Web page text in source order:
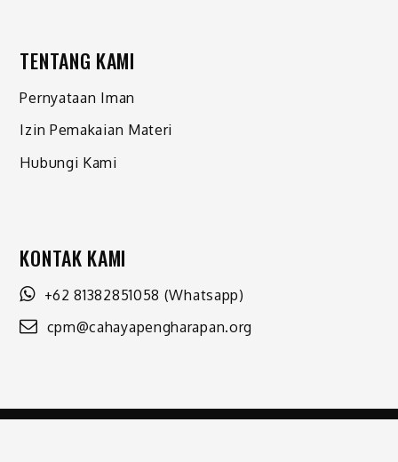
TENTANG KAMI
Pernyataan Iman
Izin Pemakaian Materi
Hubungi Kami
KONTAK KAMI
+62 81382851058 (Whatsapp)
cpm@cahayapengharapan.org